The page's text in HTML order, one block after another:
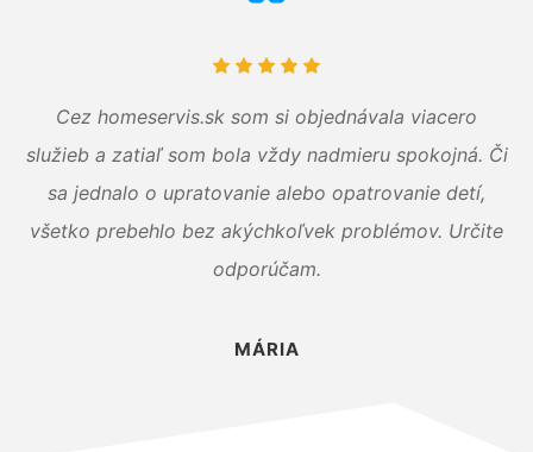
Cez homeservis.sk som si objednávala viacero
služieb a zatiaľ som bola vždy nadmieru spokojná. Či
sa jednalo o upratovanie alebo opatrovanie detí,
všetko prebehlo bez akýchkoľvek problémov. Určite
odporúčam.
MÁRIA